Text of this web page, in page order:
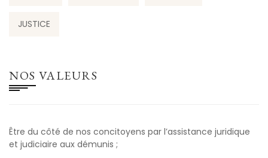
JUSTICE
NOS VALEURS
Être du côté de nos concitoyens par l’assistance juridique
et judiciaire aux démunis ;